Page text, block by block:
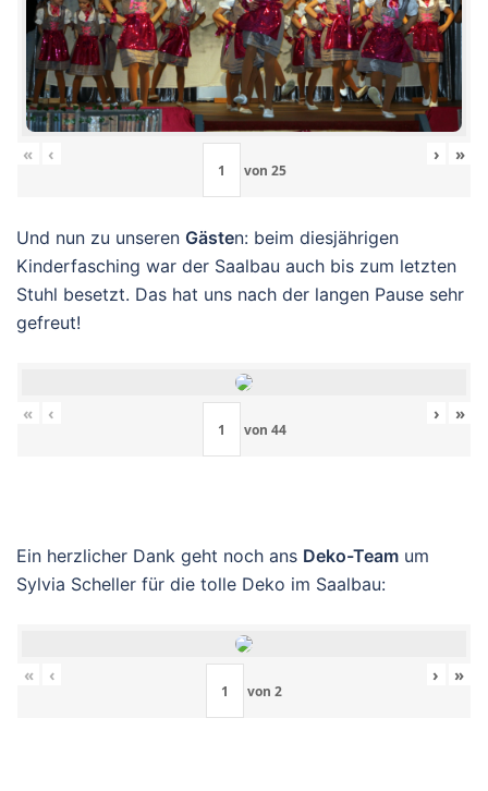
« ‹
von 25
› »
Und nun zu unseren Gästen: beim diesjährigen
Kinderfasching war der Saalbau auch bis zum letzten
Stuhl besetzt. Das hat uns nach der langen Pause sehr
gefreut!
« ‹
von 44
› »
Ein herzlicher Dank geht noch ans Deko-Team um
Sylvia Scheller für die tolle Deko im Saalbau:
« ‹
von 2
› »